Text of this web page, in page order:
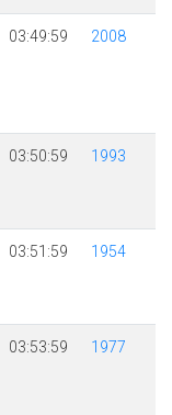
03:49:59 2008
03:50:59 1993
03:51:59 1954
03:53:59 1977